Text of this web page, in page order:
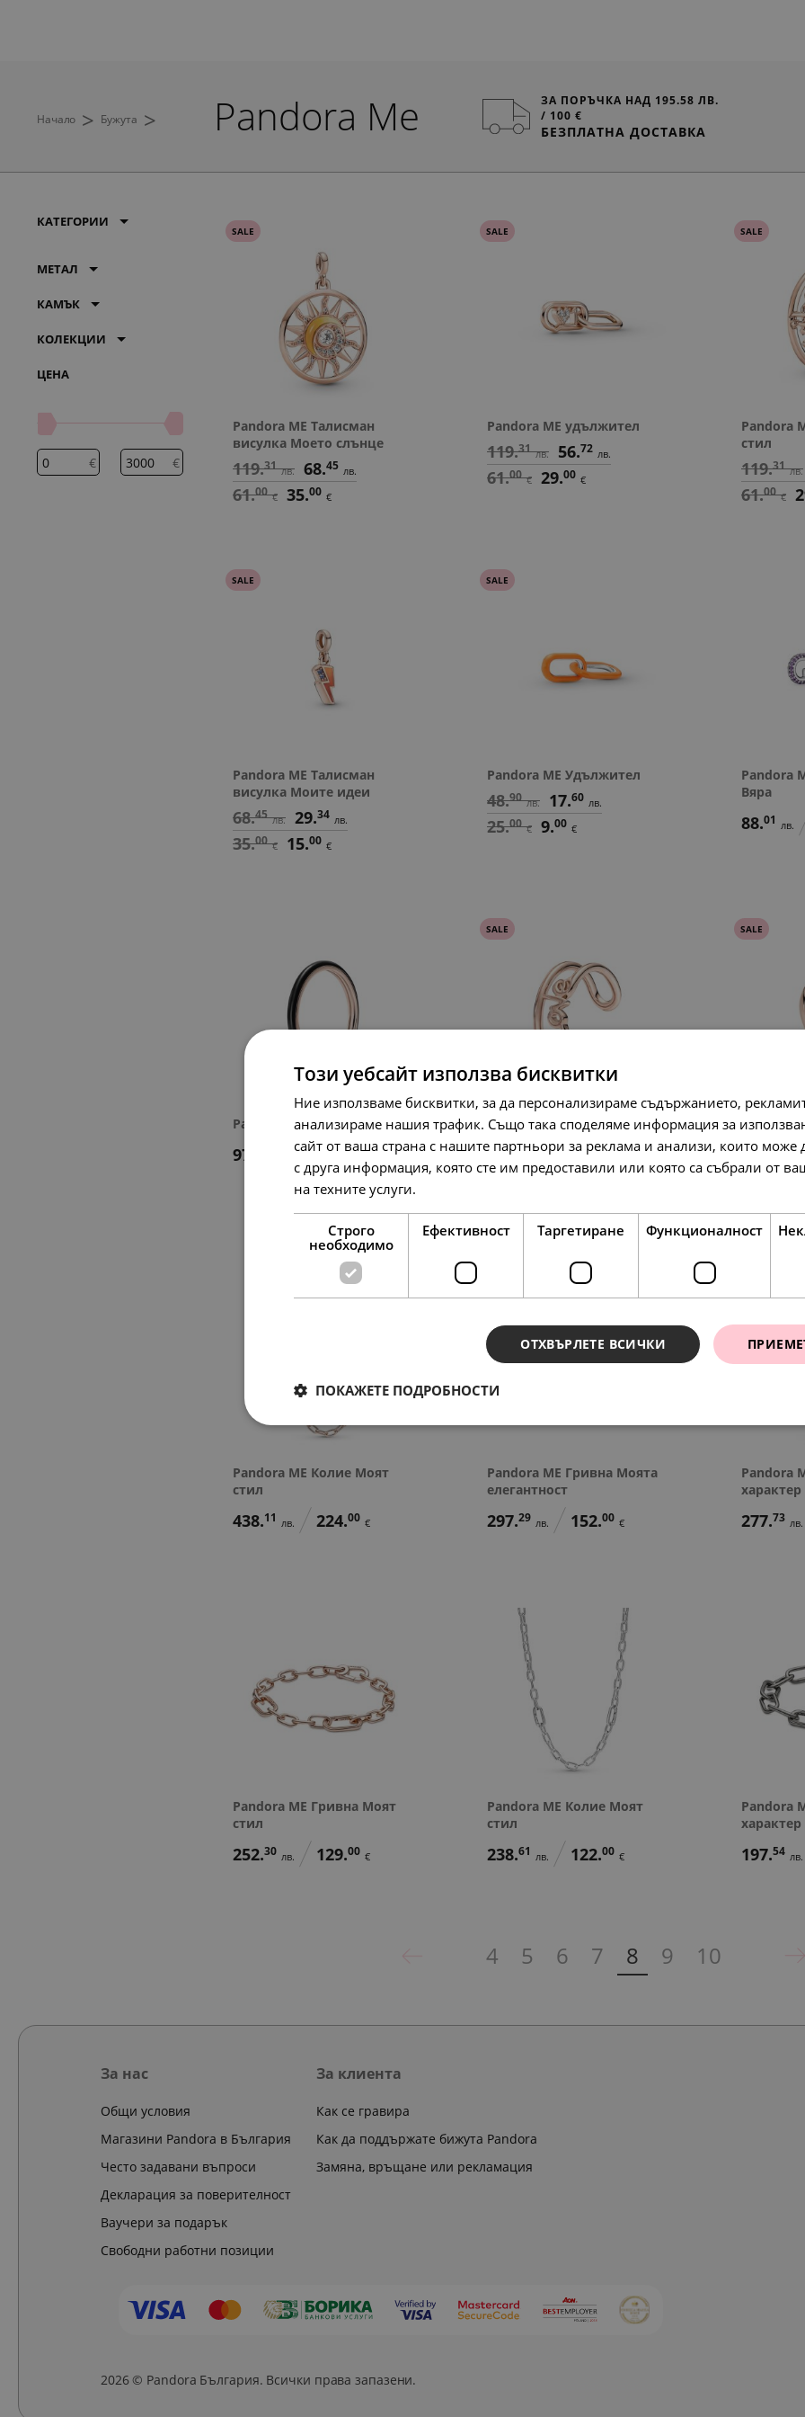
Начало > Бужута > Pandora Me
ЗА ПОРЪЧКА НАД 195.58 ЛВ.
/ 100 €
БЕЗПЛАТНА ДОСТАВКА
КАТЕГОРИИ
МЕТАЛ
КАМЪК
КОЛЕКЦИИ
ЦЕНА
€ €
SALE
Pandora ME Талисман
висулка Моето слънце
119.31 лв. 68.45 лв.
61.00 € 35.00 €
SALE
Pandora ME удължител
119.31 лв. 56.72 лв.
61.00 € 29.00 €
SALE
Pandora
стил
119.31 лв.
61.00 €
SALE
Pandora ME Талисман
висулка Моите идеи
68.45 лв. 29.34 лв.
35.00 € 15.00 €
SALE
Pandora ME Удължител
48.90 лв. 17.60 лв.
25.00 € 9.00 €
Pandora
Вяра
88.01 лв.
Pandora ME пръстен
97. 50.00
SALE
Pandora ME Пръстен Моята
любов
119. 31 лв. 68.45 лв.
SALE
Pandora
89.97 лв.
46. 00
Pandora ME Колие Моят
стил
438.11 лв. 224.00 €
Pandora ME Гривна Моята
елегантност
297.29 лв. 152.00 €
Pandora
характер
277.73 лв.
Pandora ME Гривна Моят
стил
252.30 лв. 129.00 €
Pandora ME Колие Моят
стил
238.61 лв. 122.00 €
Pandora
характер
197.54 лв.
4 5 6 7 8 9 10
За нас
Общи условия
Магазини Pandora в България
Често задавани въпроси
Декларация за поверителност
Ваучери за подарък
Свободни работни позиции
За клиента
Как се гравира
Как да поддържате бижута Pandora
Замяна, връщане или рекламация
2026 © Pandora България. Всички права запазени.
Този уебсайт използва бисквитки
Ние използваме бисквитки, за да персонализираме съдържанието,
анализираме нашия трафик. Също така споделяме информация за
сайт от ваша страна с нашите партньори за реклама и анализи, които може
с друга информация, която сте им предоставили или която са събрали от
на техните услуги.
Строго
необходимо
Ефективност Таргетиране Функционалност
ОТХВЪРЛЕТЕ ВСИЧКИ
ПОКАЖЕТЕ ПОДРОБНОСТИ